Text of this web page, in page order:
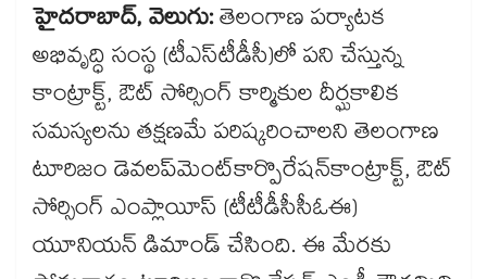
హైదరాబాద్, వెలుగు:తెలంగాణ పర్యాటక
అభివృద్ధి సంస్థ (టీఎస్‌‌‌‌టీడీసీ)లో పని చేస్తున్న
కాంట్రాక్ట్, ఔట్ సోర్సింగ్ కార్మికుల దీర్ఘకాలిక
సమస్యలను తక్షణమే పరిష్కరించాలని తెలంగాణ
టూరిజం డెవలప్​మెంట్​కార్పొరేషన్​కాంట్రాక్ట్, ఔట్
సోర్సింగ్​ ఎంప్లాయీస్ (టీటీడీసీసీఓఈ)​
యూనియన్ డిమాండ్ చేసింది. ఈ మేరకు